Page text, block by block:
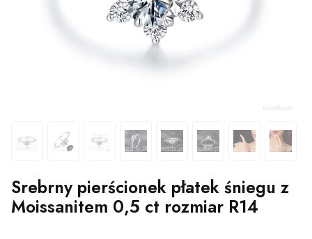
Srebrny pierścionek płatek śniegu z
Moissanitem 0,5 ct rozmiar R14